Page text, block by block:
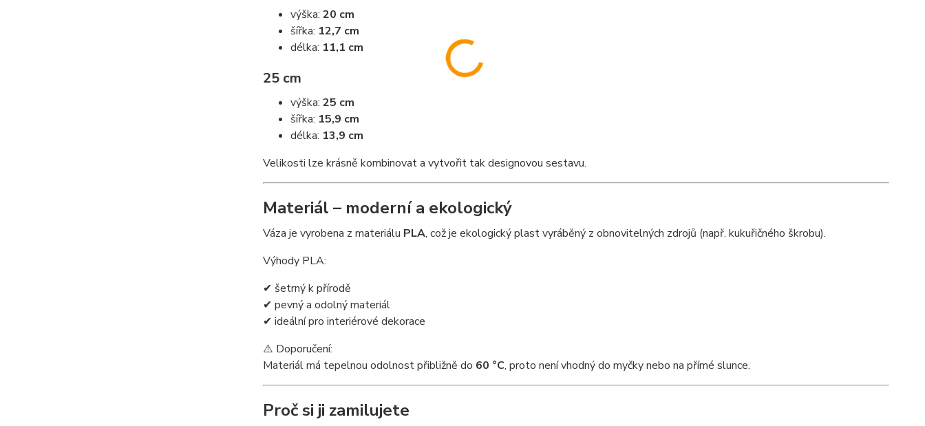
výška: 20 cm
šířka: 12,7 cm
délka: 11,1 cm
25 cm
výška: 25 cm
šířka: 15,9 cm
délka: 13,9 cm
Velikosti lze krásně kombinovat a vytvořit tak designovou sestavu.
Materiál – moderní a ekologický
Váza je vyrobena z materiálu PLA, což je ekologický plast vyráběný z obnovitelných zdrojů (např. kukuřičného škrobu).
Výhody PLA:
✔ šetrný k přírodě
✔ pevný a odolný materiál
✔ ideální pro interiérové dekorace
⚠️ Doporučení:
Materiál má tepelnou odolnost přibližně do 60 °C, proto není vhodný do myčky nebo na přímé slunce.
Proč si ji zamilujete